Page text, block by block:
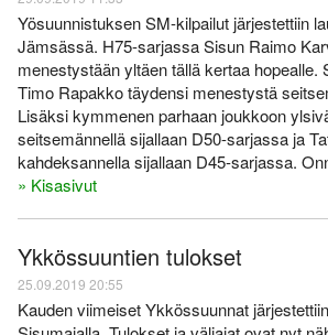
Yösuunnistuksen SM-kilpailut järjestettiin
Jämsässä. H75-sarjassa Sisun Raimo
menestystään yltäen tällä kertaa
Timo Rapakko täydensi menestystä
Lisäksi kymmenen parhaan joukkoon
seitsemännellä sijallaan D50-sarjassa ja
kahdeksannella sijallaan D45-sarjassa.
» Kisasivut
Ykkössuuntien tulokset
25.09.2019 20:55
Kauden viimeiset Ykkössuunnat